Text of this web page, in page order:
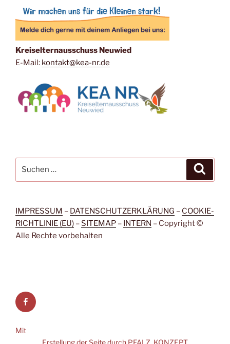
Kreiselternausschuss Neuwied
E-Mail: kontakt@kea-nr.de
nach:
IMPRESSUM – DATENSCHUTZERKLÄRUNG – COOKIE-
RICHTLINIE (EU) – SITEMAP – INTERN – Copyright ©
Alle Rechte vorbehalten
Facebook
Mit